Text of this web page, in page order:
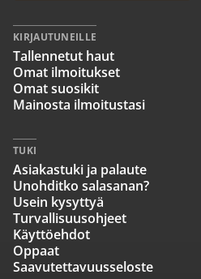
KIRJAUTUNEILLE
Tallennetut haut
Omat ilmoitukset
Omat suosikit
Mainosta ilmoitustasi
TUKI
Asiakastuki ja palaute
Unohditko salasanan?
Usein kysyttyä
Turvallisuusohjeet
Käyttöehdot
Oppaat
Saavutettavuusseloste